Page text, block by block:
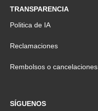
TRANSPARENCIA
Politica de IA
Reclamaciones
Rembolsos o cancelaciones
SÍGUENOS